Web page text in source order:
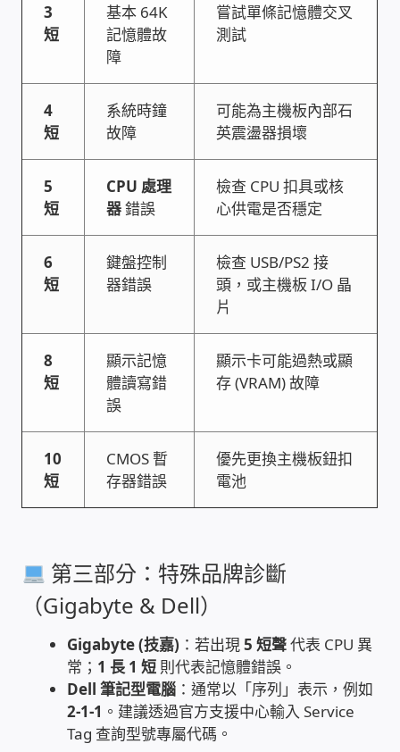
數位廣告看板播放器
電腦 工具 軟體 手冊
網路規劃架設
NAS到府安裝服務
DAS 直連式附加存儲
出租套房出租 網路維護管理 房東免煩惱
WIFI Wi-Fi 無線熱點 無線網路
網路硬體設備
居易科技DrayTek/裕笠科技Ublink
印表列印伺服器
虛擬機 Virtual machine VirtualBox Hyper-V
VMware
網路 到府檢測 連線設定
光纖網路
TP-Link TAIWAN(普聯技術)
3
短
基本 64K
記憶體故
障
嘗試單條記憶體交叉
測試
4
短
系統時鐘
故障
可能為主機板內部石
英震盪器損壞
5
短
CPU 處理
器錯誤
檢查 CPU 扣具或核
心供電是否穩定
6
短
鍵盤控制
器錯誤
檢查 USB/PS2 接
頭，或主機板 I/O 晶
片
8
短
顯示記憶
體讀寫錯
誤
顯示卡可能過熱或顯
存 (VRAM) 故障
10
短
CMOS 暫
存器錯誤
優先更換主機板鈕扣
電池
第三部分：特殊品牌診斷
（Gigabyte & Dell）
Gigabyte (技嘉) ：若出現5 短聲代表 CPU 異
常； 1 長 1 短 則代表記憶體錯誤。
Dell 筆記型電腦 ：通常以「序列」表示，例如
2-1-1 。建議透過官方支援中心輸入 Service
Tag 查詢型號專屬代碼。